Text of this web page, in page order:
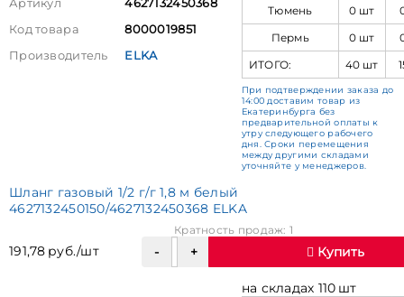
Артикул
4627132450368
Код товара
8000019851
Производитель
ELKA
Тюмень 0 шт
Пермь
0 шт
ИТОГО:
40 шт
При подтверждении заказа до
14:00 доставим товар из
Екатеринбурга без
предварительной оплаты к
утру следующего рабочего
дня. Сроки перемещения
между другими складами
уточняйте у менеджеров.
Шланг газовый 1/2 г/г 1,8 м белый
4627132450150/4627132450368 ELKA
191,78 руб./шт
Кратность продаж: 1
Купить
на складах 110 шт